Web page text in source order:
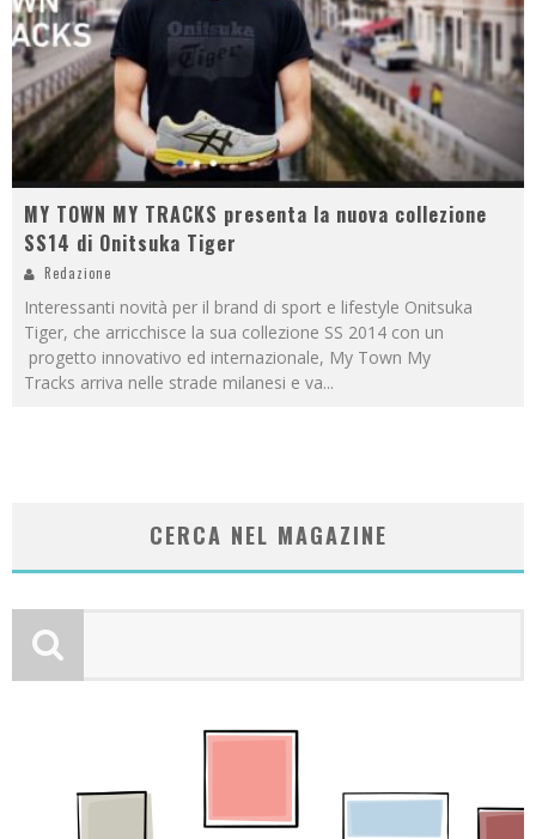
MY TOWN MY TRACKS presenta la nuova collezione
SS14 di Onitsuka Tiger
Redazione
Interessanti novità per il brand di sport e lifestyle Onitsuka
Tiger, che arricchisce la sua collezione SS 2014 con un
progetto innovativo ed internazionale, My Town My
Tracks arriva nelle strade milanesi e va...
CERCA NEL MAGAZINE